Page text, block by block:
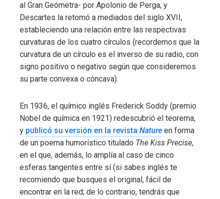
al Gran Geómetra- por Apolonio de Perga, y
Descartes la retomó a mediados del siglo XVII,
estableciendo una relación entre las respectivas
curvaturas de los cuatro círculos (recordemos que la
curvatura de un círculo es el inverso de su radio, con
signo positivo o negativo según que consideremos
su parte convexa o cóncava).
En 1936, el químico inglés Frederick Soddy (premio
Nobel de química en 1921) redescubrió el teorema,
y publicó su versión en la revista Nature en forma
de un poema humorístico titulado The Kiss Precise,
en el que, además, lo amplía al caso de cinco
esferas tangentes entre sí (si sabes inglés te
recomiendo que busques el original, fácil de
encontrar en la red; de lo contrario, tendrás que